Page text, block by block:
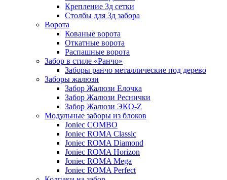
Крепление 3д сетки
Столбы для 3д забора
Ворота
Кованые ворота
Откатные ворота
Распашные ворота
Забор в стиле «Ранчо»
Заборы ранчо металлические под дерево
Заборы жалюзи
Забор Жалюзи Елочка
Забор Жалюзи Реснички
Забор Жалюзи ЭКО-Z
Модульные заборы из блоков
Joniec COMBO
Joniec ROMA Classic
Joniec ROMA Diamond
Joniec ROMA Horizon
Joniec ROMA Mega
Joniec ROMA Perfect